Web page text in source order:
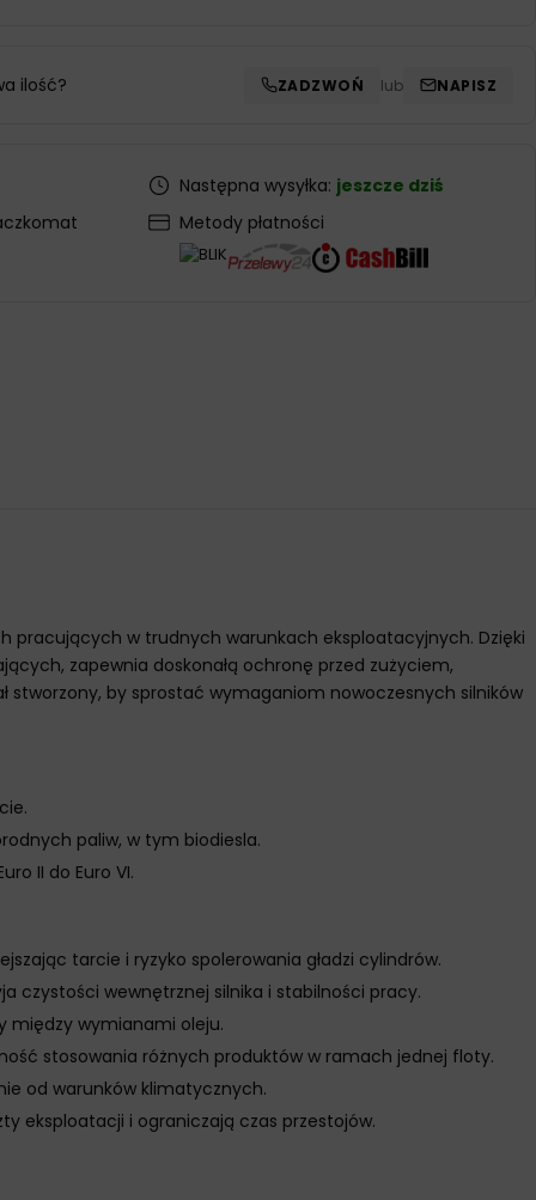
ilość? ZADZWOŃ lub NAPISZ
Następna wysyłka: jeszcze dziś
Metody płatności
pracujących w trudnych warunkach eksploatacyjnych. Dzięki
zapewnia doskonałą ochronę przed zużyciem,
stworzony, by sprostać wymaganiom nowoczesnych silników
paliw, w tym biodiesla.
II do Euro VI.
tarcie i ryzyko spolerowania gładzi cylindrów.
czystości wewnętrznej silnika i stabilności pracy.
między wymianami oleju.
stosowania różnych produktów w ramach jednej floty.
od warunków klimatycznych.
eksploatacji i ograniczają czas przestojów.